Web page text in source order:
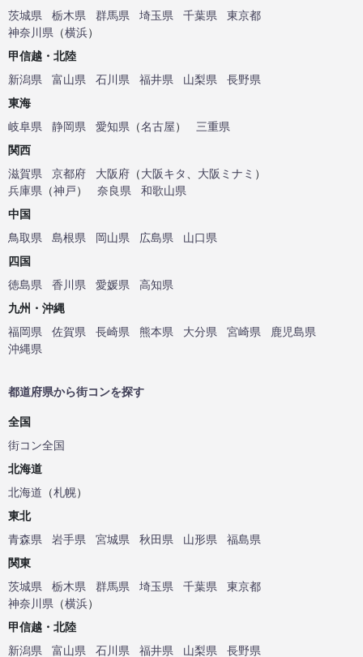
茨城県
栃木県 群馬県 埼玉県 千葉県
東京都
神奈川県 （横浜）
甲信越・北陸
新潟県
富山県 石川県 福井県 山梨県
長野県
東海
岐阜県
静岡県 愛知県 （名古屋）
三重県
関西
滋賀県
京都府 大阪府 （大阪キタ、 大阪ミナミ ）
兵庫県 （神戸） 奈良県
和歌山県
中国
鳥取県
島根県 岡山県 広島県
山口県
四国
徳島県
香川県 愛媛県
高知県
九州・沖縄
福岡県
佐賀県 長崎県 熊本県 大分県 宮崎県
鹿児島県
沖縄県
都道府県から街コンを探す
全国
街コン全国
北海道
北海道 （札幌）
東北
青森県
岩手県 宮城県 秋田県 山形県
福島県
関東
茨城県
栃木県 群馬県 埼玉県 千葉県
東京都
神奈川県 （横浜）
甲信越・北陸
新潟県
富山県 石川県 福井県 山梨県 長野県